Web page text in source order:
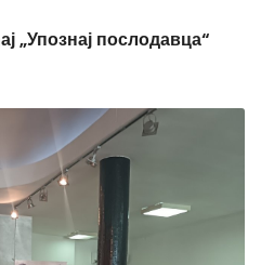
„Упознај послодавца“